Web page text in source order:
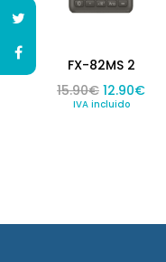
FX-82MS 2
15.90€ El precio
12.90€El
IVA incluido